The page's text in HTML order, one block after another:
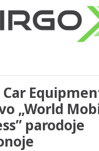
„World
parodoje